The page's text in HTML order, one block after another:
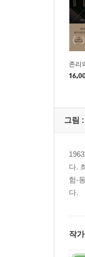
존리
그림 :
다.
험-
다.
작